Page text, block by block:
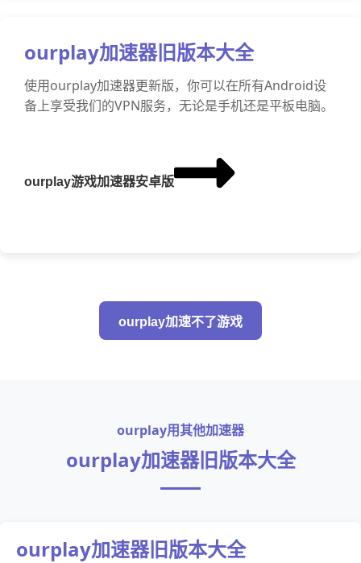
ourplay加速器旧版本大全
使用ourplay加速器更新版，你可以在所有Android设
备上享受我们的VPN服务，无论是手机还是平板电脑。
ourplay游戏加速器安卓版
ourplay加速不了游戏
ourplay用其他加速器
ourplay加速器旧版本大全
ourplay加速器旧版本大全